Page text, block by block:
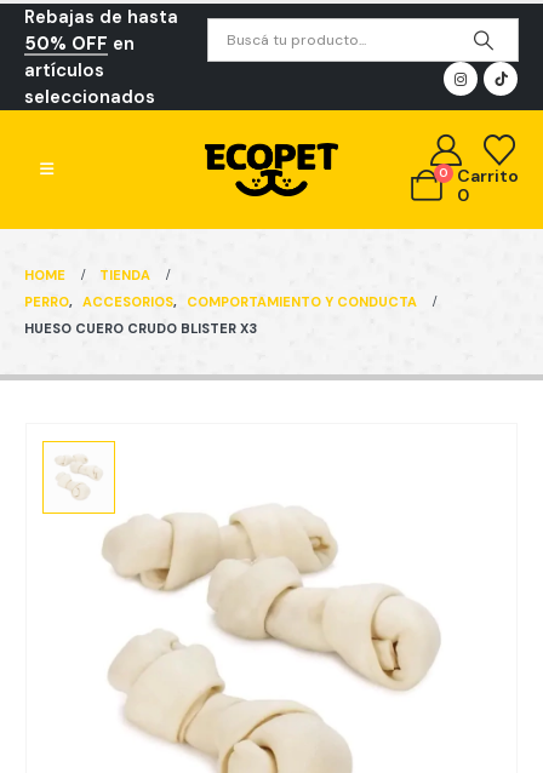
Rebajas de hasta
50% OFF en
artículos
seleccionados
0
Carrito
0
HOME
TIENDA
PERRO, ACCESORIOS,
COMPORTAMIENTO Y CONDUCTA
HUESO CUERO CRUDO BLISTER X3